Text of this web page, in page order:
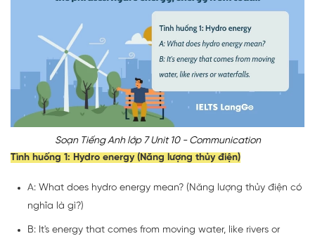
Soạn Tiếng Anh lớp 7 Unit 10 - Communication
Tình huống 1: Hydro energy (Năng lượng thủy điện)
A: What does hydro energy mean? (Năng lượng thủy điện có
nghĩa là gì?)
B: It's energy that comes from moving water, like rivers or